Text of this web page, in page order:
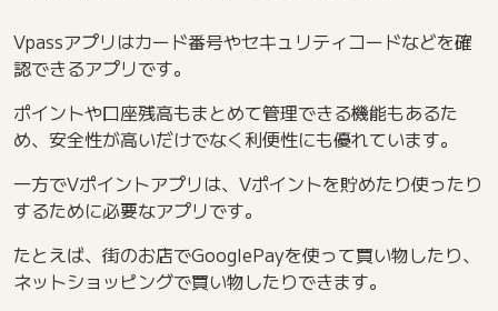
Vpassアプリはカード番号やセキュリティコードなどを確
認できるアプリです。
ポイントや口座残高もまとめて管理できる機能もあるた
め、安全性が高いだけでなく利便性にも優れています。
一方でVポイントアプリは、Vポイントを貯めたり使ったり
するために必要なアプリです。
たとえば、街のお店でGooglePayを使って買い物したり、
ネットショッピングで買い物したりできます。